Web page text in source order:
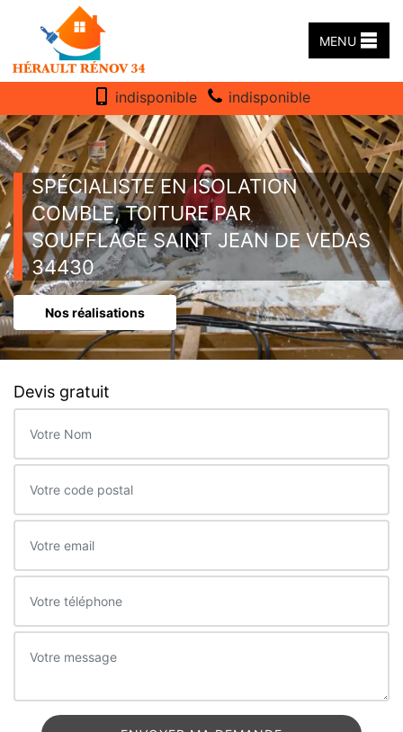
MENU
indisponible indisponible
SPÉCIALISTE EN ISOLATION
COMBLE, TOITURE PAR
SOUFFLAGE SAINT JEAN DE VEDAS
34430
Nos réalisations
Devis gratuit